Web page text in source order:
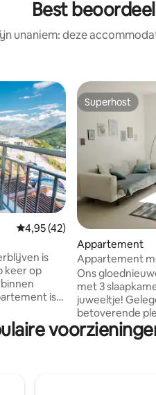
Best
unaniem: deze
Gemiddelde beoordeling
4,95 (42)
is
keer op
is
voor
Superhost
Superhost
Appartement
Appartement
terras, uitzicht
Ons
met 3
juweeltje! Gelegen in een van de meest
betoverende
baai van Kotor,
groot